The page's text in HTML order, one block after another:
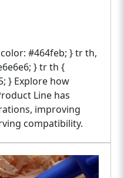
#464feb; } tr th,
} tr th {
} Explore how
Line has
improving
compatibility.